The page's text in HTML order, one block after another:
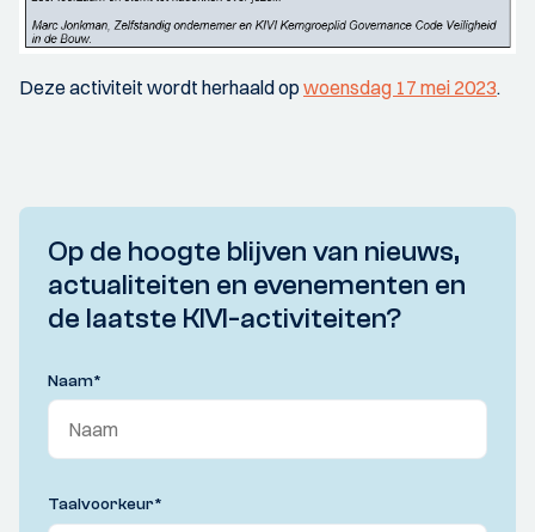
Deze activiteit wordt herhaald op woensdag 17 mei 2023.
Op de hoogte blijven van nieuws,
actualiteiten en evenementen en
de laatste KIVI-activiteiten?
Naam*
Taalvoorkeur*